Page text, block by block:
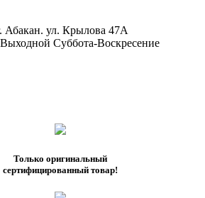
Абакан. ул. Крылова 47А
Суббота-Воскресение
Только оригинальный
сертифицированный товар!